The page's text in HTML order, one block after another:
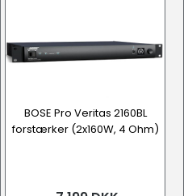
BOSE Pro Veritas 2160BL
forstærker (2x160W, 4 Ohm)